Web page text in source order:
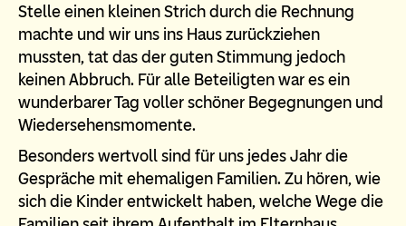
Stelle einen kleinen Strich durch die Rechnung
machte und wir uns ins Haus zurückziehen
mussten, tat das der guten Stimmung jedoch
keinen Abbruch. Für alle Beteiligten war es ein
wunderbarer Tag voller schöner Begegnungen und
Wiedersehensmomente.
Besonders wertvoll sind für uns jedes Jahr die
Gespräche mit ehemaligen Familien. Zu hören, wie
sich die Kinder entwickelt haben, welche Wege die